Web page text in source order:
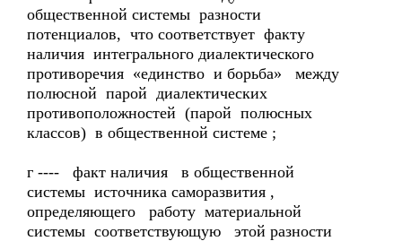
общественной системы разности
потенциалов, что соответствует факту
наличия интегрального диалектического
противоречия «единство и борьба» между
полюсной парой диалектических
противоположностей (парой полюсных
классов) в общественной системе ;
г ---- факт наличия в общественной
системы источника саморазвития ,
определяющего работу материальной
системы соответствующую этой разности